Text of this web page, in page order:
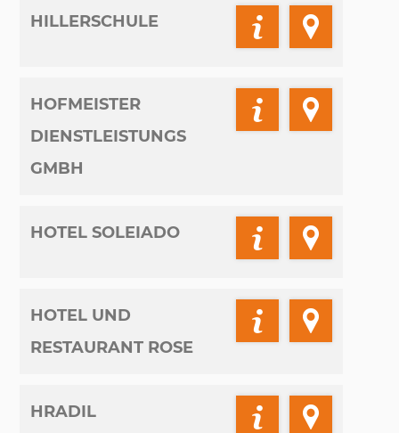
HILLERSCHULE
HOFMEISTER
DIENSTLEISTUNGS
GMBH
HOTEL SOLEIADO
HOTEL UND
RESTAURANT ROSE
HRADIL